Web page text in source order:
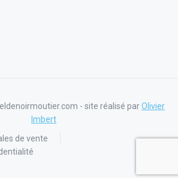
- site réalisé parOlivier
Imbert
de vente